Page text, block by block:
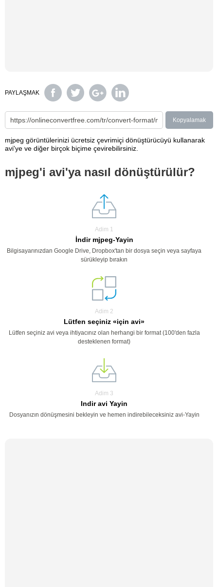
PAYLAŞMAK
Kopyalamak
mjpeg görüntülerinizi ücretsiz çevrimiçi dönüştürücüyü kullanarak
avi'ye ve diğer birçok biçime çevirebilirsiniz.
mjpeg'i avi'ya nasıl dönüştürülür?
Adim 1
İndir mjpeg-Yayin
Bilgisayarınızdan Google Drive, Dropbox'tan bir dosya seçin veya sayfaya
sürükleyip bırakın
Adim 2
Lütfen seçiniz «için avi»
Lütfen seçiniz avi veya ihtiyacınız olan herhangi bir format (100'den fazla
desteklenen format)
Adim 3
Indir avi Yayin
Dosyanızın dönüşmesini bekleyin ve hemen indirebileceksiniz avi-Yayin